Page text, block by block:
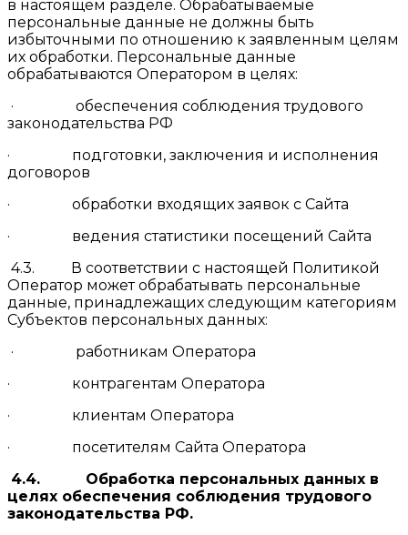
в настоящем разделе. Обрабатываемые
персональные данные не должны быть
избыточными по отношению к заявленным целям
их обработки. Персональные данные
обрабатываются Оператором в целях:
· обеспечения соблюдения трудового
законодательства РФ
· подготовки, заключения и исполнения
договоров
· обработки входящих заявок с Сайта
· ведения статистики посещений Сайта
4.3. В соответствии с настоящей Политикой
Оператор может обрабатывать персональные
данные, принадлежащих следующим категориям
Субъектов персональных данных:
· работникам Оператора
· контрагентам Оператора
· клиентам Оператора
· посетителям Сайта Оператора
4.4. Обработка персональных данных в
целях обеспечения соблюдения трудового
законодательства РФ.